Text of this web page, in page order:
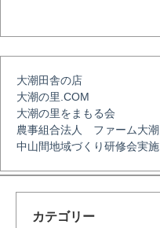
ョ
ン大潮田舎の店
大潮の里.COM
大潮の里をまもる会
農事組合法人 ファーム大潮
中山間地域づくり研修会実施
カテゴリー